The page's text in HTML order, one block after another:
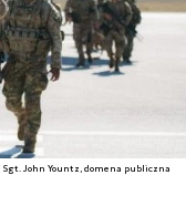
Sgt. John Yountz, domena publiczna